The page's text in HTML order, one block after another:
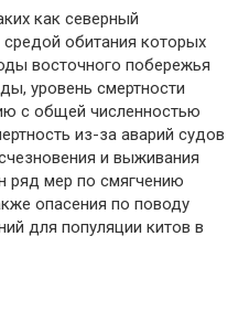
как северный
средой обитания которых
восточного побережья
уровень смертности
с общей численностью
из-за аварий судов
и выживания
ряд мер по смягчению
опасения по поводу
для популяции китов в